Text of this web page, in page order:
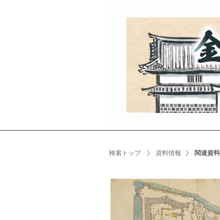
検索トップ 資料情報 関連資